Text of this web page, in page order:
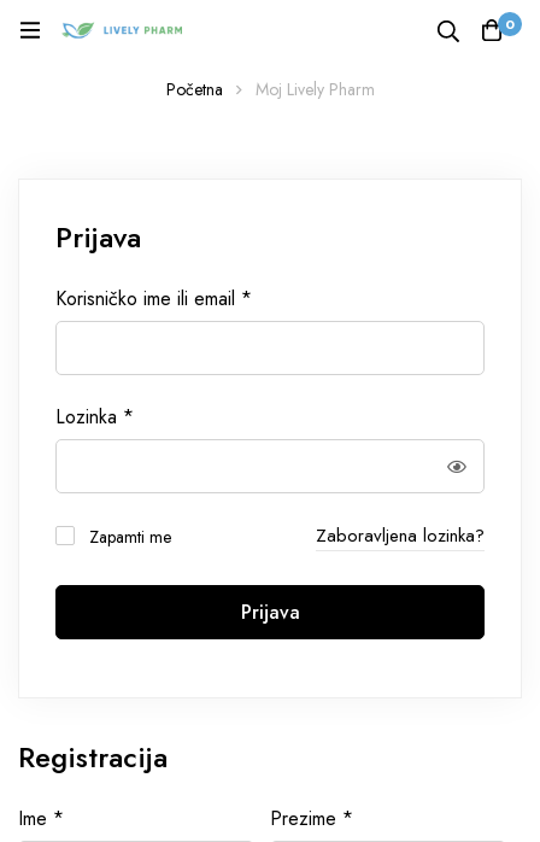
0
Početna Moj Lively Pharm
Prijava
Korisničko ime ili email *
Lozinka *
Zapamti me Zaboravljena lozinka?
Prijava
Registracija
Ime * Prezime *